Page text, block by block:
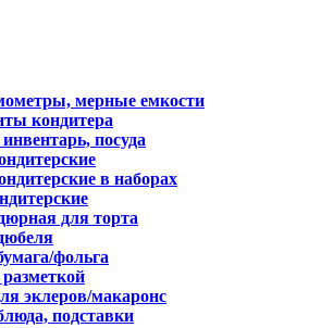
мерные емкости
кондитера
посуда
в наборах
для торта
фольга
эклеров/макаронс
подставки